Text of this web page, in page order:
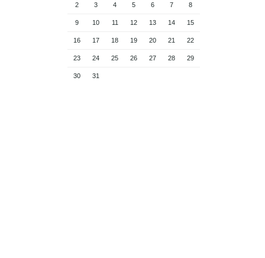
2 3 4 5 6 7 8
9 10 11 12 13 14 15
16 17 18 19 20 21 22
23 24 25 26 27 28 29
30 31